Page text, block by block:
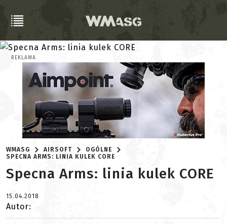
REKLAMA
WMASG AIRSOFT
OGÓLNE
SPECNA ARMS: LINIA KULEK CORE
Specna Arms: linia kulek CORE
15.04.2018
Autor: